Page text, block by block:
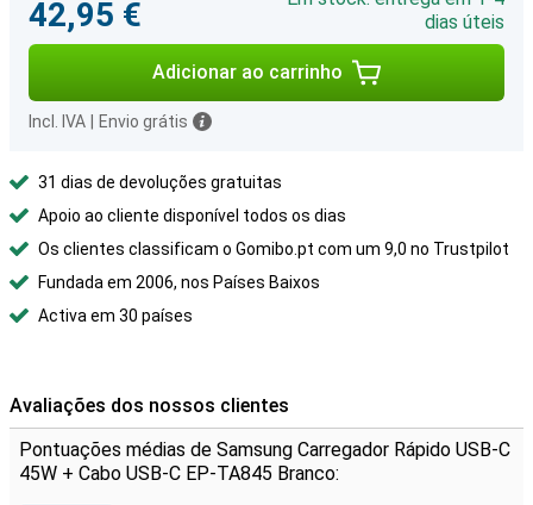
42,95 €
dias úteis
Adicionar ao carrinho
Incl. IVA Envio grátis
31 dias de devoluções gratuitas
Apoio ao cliente disponível todos os dias
Os clientes classificam o Gomibo.pt com um 9,0 no Trustpilot
Fundada em 2006, nos Países Baixos
Activa em 30 países
Avaliações dos nossos clientes
Pontuações médias de Samsung Carregador Rápido USB-C
45W + Cabo USB-C EP-TA845 Branco: